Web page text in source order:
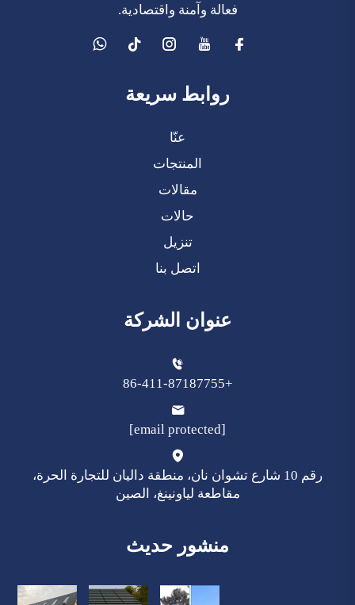
فعالة وآمنة واقتصادية.
روابط سريعة
عنّا
المنتجات
مقالات
حالات
تنزيل
اتصل بنا
عنوان الشركة
+86-411-87187755
[email protected]
رقم 10 شارع تشوان نان، منطقة داليان للتجارة الحرة،
مقاطعة لياونينغ، الصين
منشور حديث